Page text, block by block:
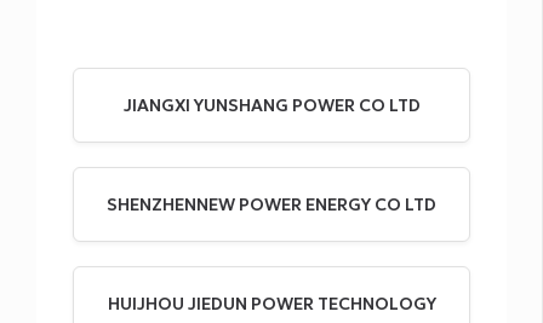
JIANGXI YUNSHANG POWER CO LTD
SHENZHENNEW POWER ENERGY CO LTD
HUIJHOU JIEDUN POWER TECHNOLOGY